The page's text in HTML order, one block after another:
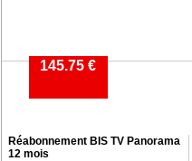
145.75 €
Réabonnement BIS TV Panorama
12 mois